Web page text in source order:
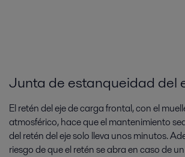
Junta de estanqueidad del
El retén del eje de carga frontal, con el
atmosférico, hace que el mantenimiento
del retén del eje solo lleva unos minutos.
riesgo de que el retén se abra en caso de